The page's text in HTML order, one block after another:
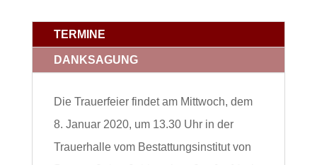
TERMINE
DANKSAGUNG
Die Trauerfeier findet am Mittwoch, dem
8. Januar 2020, um 13.30 Uhr in der
Trauerhalle vom Bestattungsinstitut von